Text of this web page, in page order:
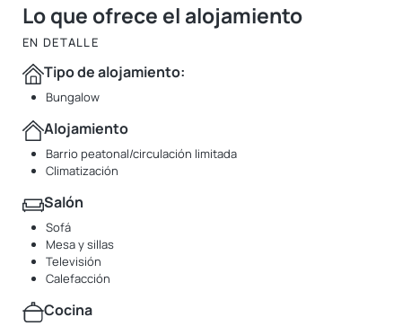
Lo que ofrece el alojamiento
EN DETALLE
Tipo de alojamiento:
Bungalow
Alojamiento
Barrio peatonal/circulación limitada
Climatización
Salón
Sofá
Mesa y sillas
Televisión
Calefacción
Cocina